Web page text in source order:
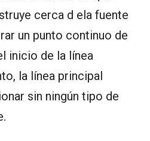
cerca d ela fuente
un punto continuo de
inicio de la línea
la línea principal
sin ningún tipo de